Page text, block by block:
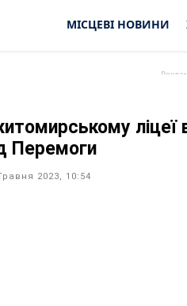
МІСЦЕВІ НОВИНИ
ліцеї
Перемоги
2023, 10:54